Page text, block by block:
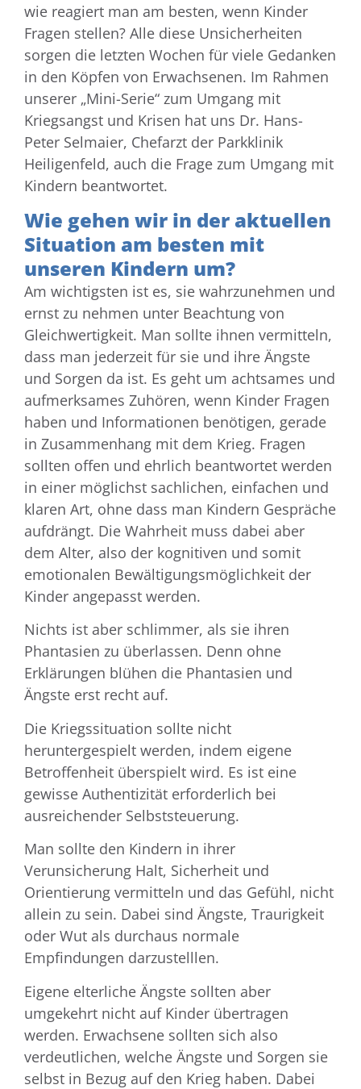
wie reagiert man am besten, wenn Kinder
Fragen stellen? Alle diese Unsicherheiten
sorgen die letzten Wochen für viele Gedanken
in den Köpfen von Erwachsenen. Im Rahmen
unserer „Mini-Serie“ zum Umgang mit
Kriegsangst und Krisen hat uns Dr. Hans-
Peter Selmaier, Chefarzt der Parkklinik
Heiligenfeld, auch die Frage zum Umgang mit
Kindern beantwortet.
Wie gehen wir in der aktuellen
Situation am besten mit
unseren Kindern um?
Am wichtigsten ist es, sie wahrzunehmen und
ernst zu nehmen unter Beachtung von
Gleichwertigkeit. Man sollte ihnen vermitteln,
dass man jederzeit für sie und ihre Ängste
und Sorgen da ist. Es geht um achtsames und
aufmerksames Zuhören, wenn Kinder Fragen
haben und Informationen benötigen, gerade
in Zusammenhang mit dem Krieg. Fragen
sollten offen und ehrlich beantwortet werden
in einer möglichst sachlichen, einfachen und
klaren Art, ohne dass man Kindern Gespräche
aufdrängt. Die Wahrheit muss dabei aber
dem Alter, also der kognitiven und somit
emotionalen Bewältigungsmöglichkeit der
Kinder angepasst werden.
Nichts ist aber schlimmer, als sie ihren
Phantasien zu überlassen. Denn ohne
Erklärungen blühen die Phantasien und
Ängste erst recht auf.
Die Kriegssituation sollte nicht
heruntergespielt werden, indem eigene
Betroffenheit überspielt wird. Es ist eine
gewisse Authentizität erforderlich bei
ausreichender Selbststeuerung.
Man sollte den Kindern in ihrer
Verunsicherung Halt, Sicherheit und
Orientierung vermitteln und das Gefühl, nicht
allein zu sein. Dabei sind Ängste, Traurigkeit
oder Wut als durchaus normale
Empfindungen darzustelllen.
Eigene elterliche Ängste sollten aber
umgekehrt nicht auf Kinder übertragen
werden. Erwachsene sollten sich also
verdeutlichen, welche Ängste und Sorgen sie
selbst in Bezug auf den Krieg haben. Dabei